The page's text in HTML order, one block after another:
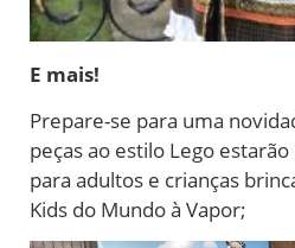
E mais!
Prepare-se para uma
peças ao estilo Lego
para adultos e crianças
Kids do Mundo à Vapor;